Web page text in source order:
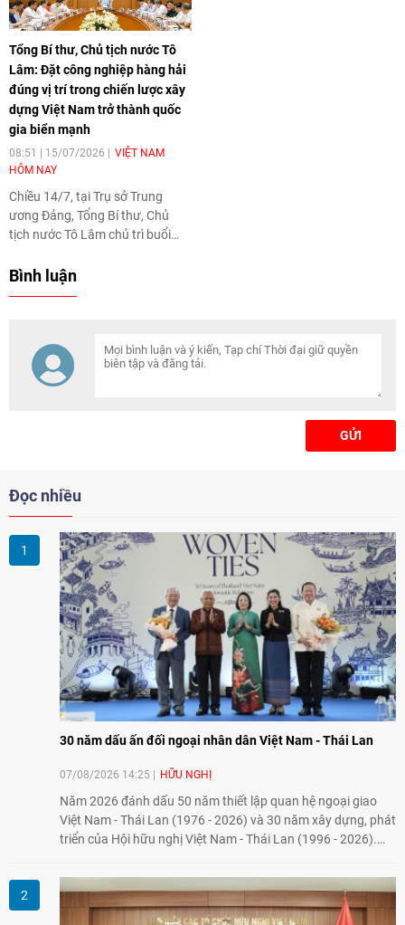
trọng. Cục Thông tin và Truyền
thông Chính phủ trân trọng giới
thiệu toàn văn bài phát biểu của
đồng chí Tổng Bí thư, Chủ tịch
nước.
Tổng Bí thư, Chủ tịch nước Tô
Lâm: Đặt công nghiệp hàng hải
đúng vị trí trong chiến lược xây
dựng Việt Nam trở thành quốc
gia biển mạnh
08:51 | 15/07/2026
VIỆT NAM
HÔM NAY
Chiều 14/7, tại Trụ sở Trung
ương Đảng, Tổng Bí thư, Chủ
tịch nước Tô Lâm chủ trì buổi
triển công nghiệp hàng hải quốc
Bình luận
GỬI
Đọc nhiều
30 năm dấu ấn đối ngoại nhân dân Việt Nam - Thái Lan
07/08/2026 14:25 HỮU NGHỊ
Năm 2026 đánh dấu 50 năm thiết lập quan hệ ngoại giao
Việt Nam - Thái Lan (1976 - 2026) và 30 năm xây dựng, phát
triển của Hội hữu nghị Việt Nam - Thái Lan (1996 - 2026).
tình hữu nghị, đồng thời từng bước mở rộng hoạt động từ
giao lưu truyền thống sang kết nối địa phương, doanh
nghiệp, giáo dục, văn hóa và thế hệ trẻ, góp phần tăng